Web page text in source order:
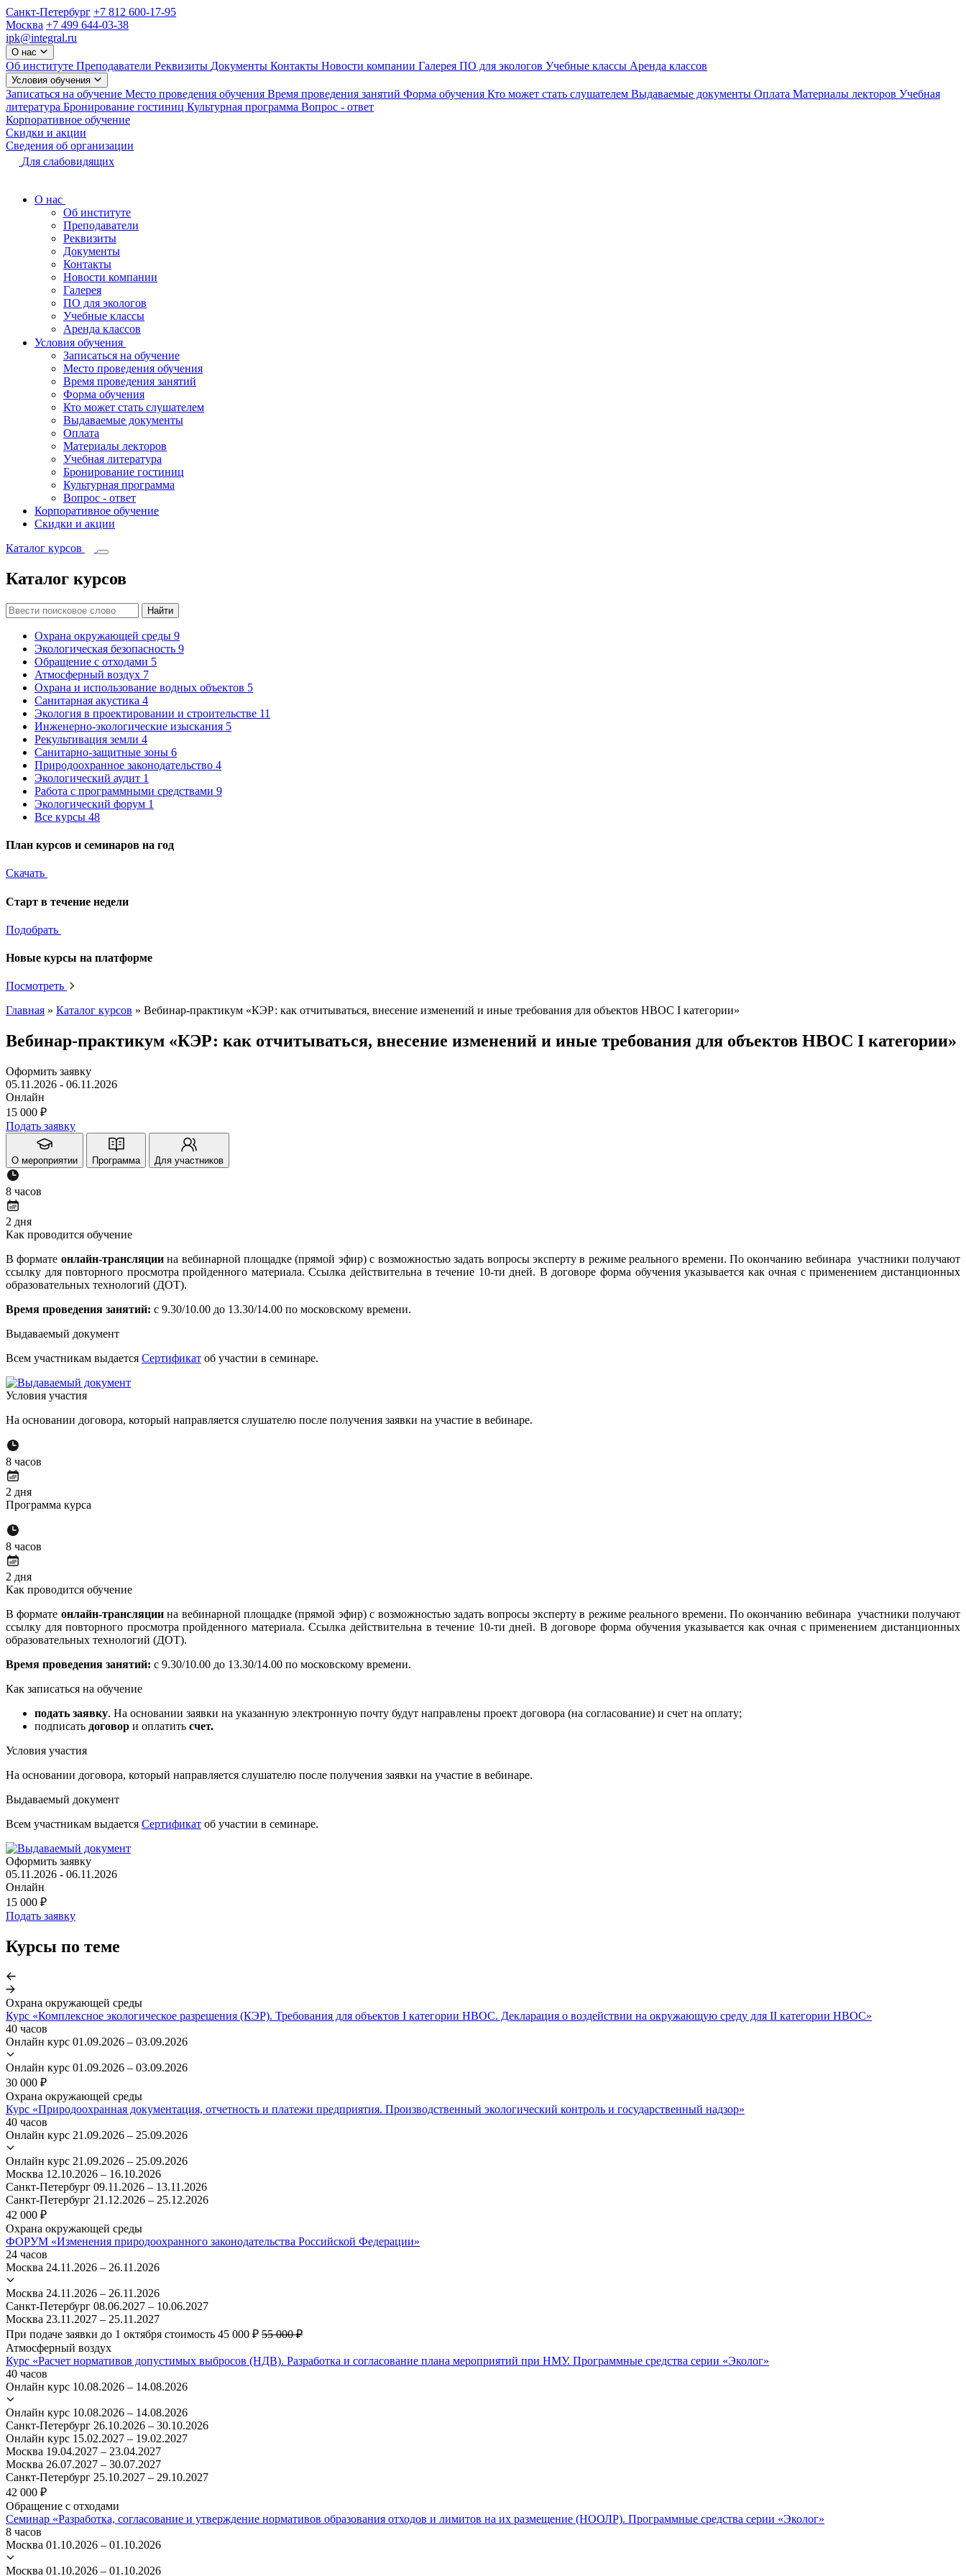
Санкт-Петербург +7 812 600-17-95
Москва +7 499 644-03-38
ipk@integral.ru
О нас
Об институте Преподаватели Реквизиты Документы Контакты Новости компании Галерея ПО для экологов Учебные классы Аренда классов
Условия обучения
Записаться на обучение Место проведения обучения Время проведения занятий Форма обучения Кто может стать слушателем Выдаваемые документы Оплата Материалы лекторов Учебная
литература Бронирование гостиниц Культурная программа Вопрос - ответ
Корпоративное обучение
Скидки и акции
Сведения об организации
Для слабовидящих
О нас
Об институте
Преподаватели
Реквизиты
Документы
Контакты
Новости компании
Галерея
ПО для экологов
Учебные классы
Аренда классов
Условия обучения
Записаться на обучение
Место проведения обучения
Время проведения занятий
Форма обучения
Кто может стать слушателем
Выдаваемые документы
Оплата
Материалы лекторов
Учебная литература
Бронирование гостиниц
Культурная программа
Вопрос - ответ
Корпоративное обучение
Скидки и акции
Каталог курсов
Каталог курсов
Найти
Охрана окружающей среды 9
Экологическая безопасность 9
Обращение с отходами 5
Атмосферный воздух 7
Охрана и использование водных объектов 5
Санитарная акустика 4
Экология в проектировании и строительстве 11
Инженерно-экологические изыскания 5
Рекультивация земли 4
Санитарно-защитные зоны 6
Природоохранное законодательство 4
Экологический аудит 1
Работа с программными средствами 9
Экологический форум 1
Все курсы 48
План курсов и семинаров на год
Скачать
Старт в течение недели
Подобрать
Новые курсы на платформе
Посмотреть
Главная » Каталог курсов » Вебинар-практикум «КЭР: как отчитываться, внесение изменений и иные требования для объектов НВОС I категории»
Вебинар-практикум «КЭР: как отчитываться, внесение изменений и иные требования для объектов НВОС I категории»
Оформить заявку
05.11.2026 - 06.11.2026
Онлайн
15 000 ₽
Подать заявку
О мероприятии Программа Для участников
8 часов
2 дня
Как проводится обучение
В формате онлайн-трансляциина вебинарной площадке (прямой эфир) с возможностью задать вопросы эксперту в режиме реального времени. По окончанию вебинара участники получают
ссылку для повторного просмотра пройденного материала. Ссылка действительна в течение 10-ти дней. В договоре форма обучения указывается как очная с применением дистанционных
образовательных технологий (ДОТ).
Время проведения занятий: с 9.30/10.00 до 13.30/14.00 по московскому времени.
Выдаваемый документ
Всем участникам выдается Сертификат об участии в семинаре.
Условия участия
На основании договора, который направляется слушателю после получения заявки на участие в вебинаре.
8 часов
2 дня
Программа курса
8 часов
2 дня
Как проводится обучение
В формате онлайн-трансляциина вебинарной площадке (прямой эфир) с возможностью задать вопросы эксперту в режиме реального времени. По окончанию вебинара участники получают
ссылку для повторного просмотра пройденного материала. Ссылка действительна в течение 10-ти дней. В договоре форма обучения указывается как очная с применением дистанционных
образовательных технологий (ДОТ).
Время проведения занятий: с 9.30/10.00 до 13.30/14.00 по московскому времени.
Как записаться на обучение
подать заявку. На основании заявки на указанную электронную почту будут направлены проект договора (на согласование) и счет на оплату;
подписать договор и оплатить счет.
Условия участия
На основании договора, который направляется слушателю после получения заявки на участие в вебинаре.
Выдаваемый документ
Всем участникам выдается Сертификат об участии в семинаре.
Оформить заявку
05.11.2026 - 06.11.2026
Онлайн
15 000 ₽
Подать заявку
Курсы по теме
Охрана окружающей среды
Курс «Комплексное экологическое разрешения (КЭР). Требования для объектов I категории НВОС. Декларация о воздействии на окружающую среду для II категории НВОС»
40 часов
Онлайн курс 01.09.2026 – 03.09.2026
Онлайн курс 01.09.2026 – 03.09.2026
30 000 ₽
Охрана окружающей среды
Курс «Природоохранная документация, отчетность и платежи предприятия. Производственный экологический контроль и государственный надзор»
40 часов
Онлайн курс 21.09.2026 – 25.09.2026
Онлайн курс 21.09.2026 – 25.09.2026
Москва 12.10.2026 – 16.10.2026
Санкт-Петербург 09.11.2026 – 13.11.2026
Санкт-Петербург 21.12.2026 – 25.12.2026
42 000 ₽
Охрана окружающей среды
ФОРУМ «Изменения природоохранного законодательства Российской Федерации»
24 часов
Москва 24.11.2026 – 26.11.2026
Москва 24.11.2026 – 26.11.2026
Санкт-Петербург 08.06.2027 – 10.06.2027
Москва 23.11.2027 – 25.11.2027
При подаче заявки до 1 октября стоимость 45 000 ₽ 55 000 ₽
Атмосферный воздух
Курс «Расчет нормативов допустимых выбросов (НДВ). Разработка и согласование плана мероприятий при НМУ. Программные средства серии «Эколог»
40 часов
Онлайн курс 10.08.2026 – 14.08.2026
Онлайн курс 10.08.2026 – 14.08.2026
Санкт-Петербург 26.10.2026 – 30.10.2026
Онлайн курс 15.02.2027 – 19.02.2027
Москва 19.04.2027 – 23.04.2027
Москва 26.07.2027 – 30.07.2027
Санкт-Петербург 25.10.2027 – 29.10.2027
42 000 ₽
Обращение с отходами
Семинар «Разработка, согласование и утверждение нормативов образования отходов и лимитов на их размещение (НООЛР). Программные средства серии «Эколог»
8 часов
Москва 01.10.2026 – 01.10.2026
Москва 01.10.2026 – 01.10.2026